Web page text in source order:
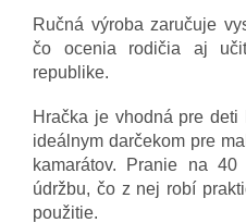
Ručná výroba zaručuje
čo ocenia rodičia aj
republike.
Hračka je vhodná pre
ideálnym darčekom pre
kamarátov. Pranie na 40
údržbu, čo z nej robí
použitie.